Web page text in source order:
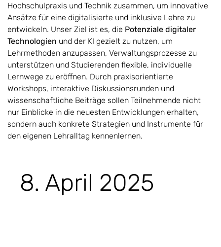
Hochschulpraxis und Technik zusammen, um innovative
Ansätze für eine digitalisierte und inklusive Lehre zu
entwickeln. Unser Ziel ist es, die Potenziale digitaler
Technologien und der KI gezielt zu nutzen, um
Lehrmethoden anzupassen, Verwaltungsprozesse zu
unterstützen und Studierenden flexible, individuelle
Lernwege zu eröffnen. Durch praxisorientierte
Workshops, interaktive Diskussionsrunden und
wissenschaftliche Beiträge sollen Teilnehmende nicht
nur Einblicke in die neuesten Entwicklungen erhalten,
sondern auch konkrete Strategien und Instrumente für
den eigenen Lehralltag kennenlernen.
8. April 2025